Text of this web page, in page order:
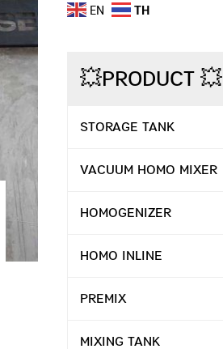
EN TH
💥PRODUCT 💥
STORAGE TANK
VACUUM HOMO MIXER
HOMOGENIZER
HOMO INLINE
PREMIX
MIXING TANK